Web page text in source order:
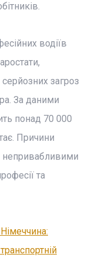
водіїв
загроз
За даними
понад 70 000
Причини
непривабливими
та